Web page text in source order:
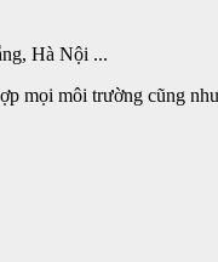
Hà Nội ...
mọi môi trường